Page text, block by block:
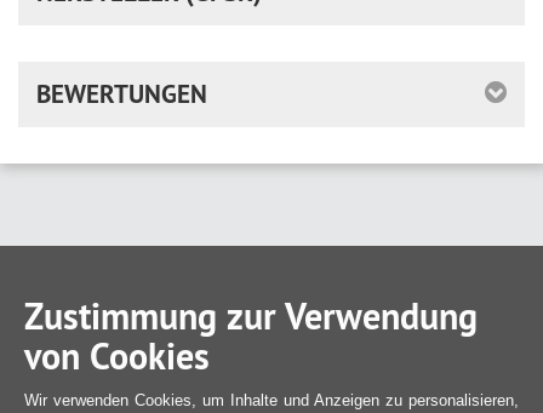
BEWERTUNGEN
Zustimmung zur Verwendung
von Cookies
Wir verwenden Cookies, um Inhalte und Anzeigen zu personalisieren,